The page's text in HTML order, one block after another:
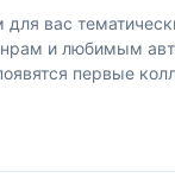
вас
и любимым
первые